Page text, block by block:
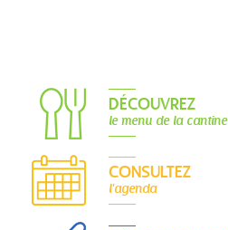
DÉCOUVREZ
le menu de la cantine
CONSULTEZ
l'agenda